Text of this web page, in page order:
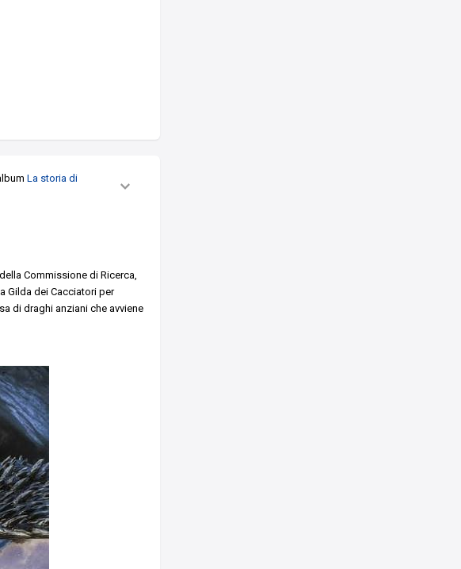
La storia di
Commissione di Ricerca,
Gilda dei Cacciatori per
di draghi anziani che avviene